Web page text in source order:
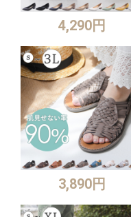
4,290円
3,890円